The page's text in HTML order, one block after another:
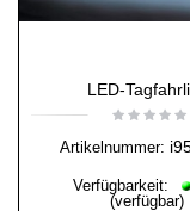
LED-
Artikelnummer:
Verfügbarkeit:
(verfügbar)